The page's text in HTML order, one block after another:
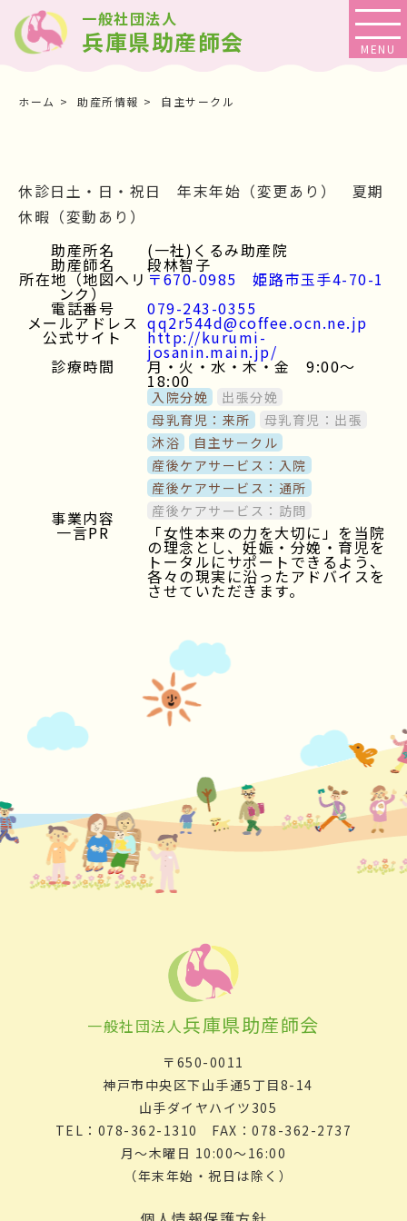
一般社団法人
兵庫県助産師会
ホーム 助産所情報 自主サークル
休診日土・日・祝日 年末年始（変更あり） 夏期
休暇（変動あり）
助産所名
(一社)くるみ助産院
助産師名 段林智子
所在地（地図へリ
ンク）
〒670-0985 姫路市玉手4-70-1
電話番号
079-243-0355
メールアドレス qq2r544d@coffee.ocn.ne.jp
公式サイト http://kurumi-
josanin.main.jp/
診療時間 月・火・水・木・金 9:00～
18:00
事業内容
入院分娩
出張分娩
母乳育児：来所
母乳育児：出張
沐浴
自主サークル
産後ケアサービス：入院
産後ケアサービス：通所
産後ケアサービス：訪問
一言PR 「女性本来の力を大切に」を当院
の理念とし、妊娠・分娩・育児を
トータルにサポートできるよう、
各々の現実に沿ったアドバイスを
させていただきます。
一般社団法人 兵庫県助産師会
〒650-0011
神戸市中央区下山手通5丁目8-14
山手ダイヤハイツ305
TEL：078-362-1310 FAX：078-362-2737
月～木曜日 10:00～16:00
（年末年始・祝日は除く）